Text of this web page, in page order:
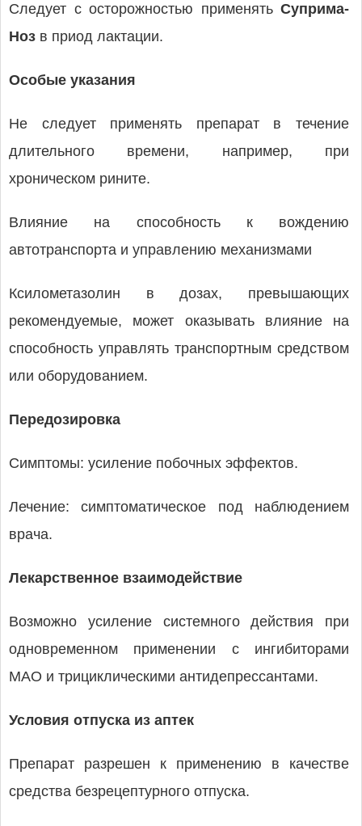
Следует с осторожностью применять Суприма-
Ноз в приод лактации.
Особые указания
Не следует применять препарат в течение
длительного времени, например, при
хроническом рините.
Влияние на способность к вождению
автотранспорта и управлению механизмами
Ксилометазолин в дозах, превышающих
рекомендуемые, может оказывать влияние на
способность управлять транспортным средством
или оборудованием.
Передозировка
Симптомы: усиление побочных эффектов.
Лечение: симптоматическое под наблюдением
врача.
Лекарственное взаимодействие
Возможно усиление системного действия при
одновременном применении с ингибиторами
МАО и трициклическими антидепрессантами.
Условия отпуска из аптек
Препарат разрешен к применению в качестве
средства безрецептурного отпуска.